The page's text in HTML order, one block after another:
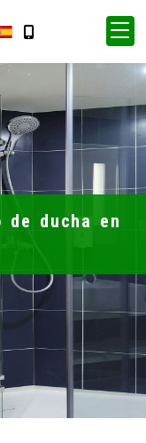
de ducha en